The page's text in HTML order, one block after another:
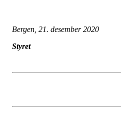
Bergen, 21. desember 2020
Styret